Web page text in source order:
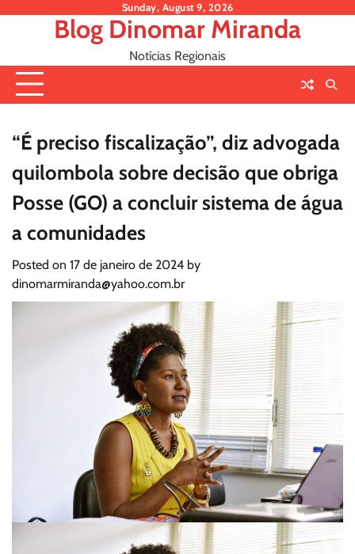
Sunday, August 9, 2026
Blog Dinomar Miranda
Notícias Regionais
“É preciso fiscalização”, diz advogada
quilombola sobre decisão que obriga
Posse (GO) a concluir sistema de água
a comunidades
Posted on 17 de janeiro de 2024 by
dinomarmiranda@yahoo.com.br